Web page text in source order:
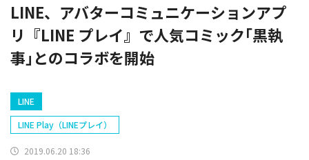
LINE、アバターコミュニケーションアプ
リ『LINE プレイ』で人気コミック｢黒執
事｣とのコラボを開始
LINE
LINE Play（LINEプレイ）
2019.06.20 18:36